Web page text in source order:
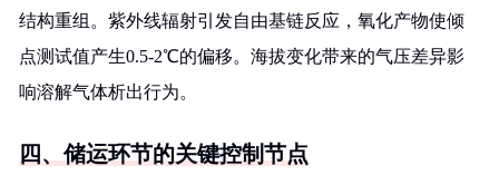
结构重组。紫外线辐射引发自由基链反应，氧化产物使倾
点测试值产生0.5-2℃的偏移。海拔变化带来的气压差异影
响溶解气体析出行为。
四、储运环节的关键控制节点